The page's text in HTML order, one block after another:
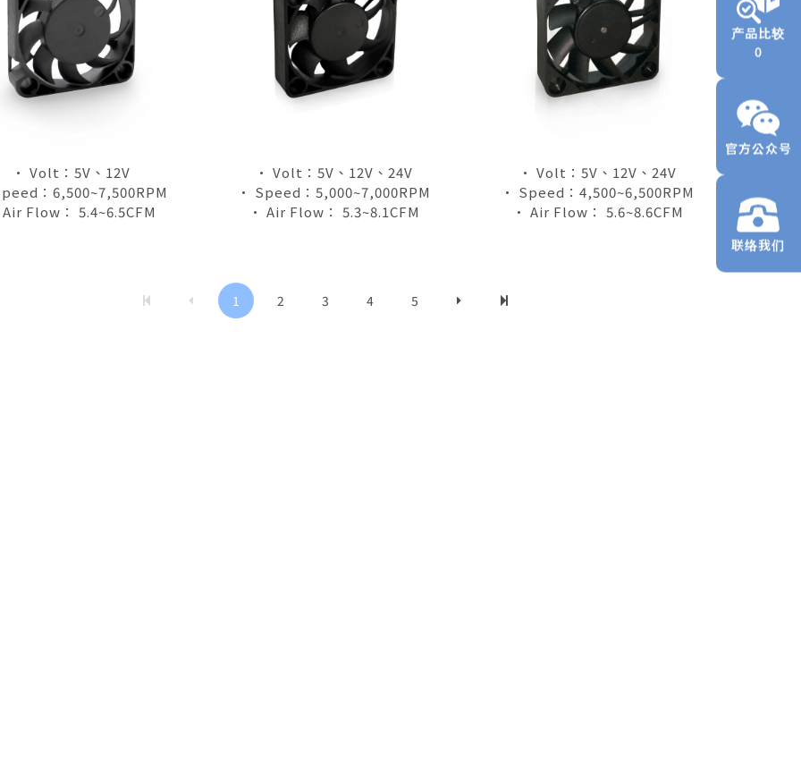
产品比较
0
官方公众号
联络我们
• Volt：5V、12V
：6,500~7,500RPM
Flow： 5.4~6.5CFM
• Volt：5V、12V、24V
• Speed：5,000~7,000RPM
• Air Flow： 5.3~8.1CFM
• Volt：5V、12V、24V
• Speed：4,500~6,500RPM
• Air Flow： 5.6~8.6CFM
1 2 3 4 5